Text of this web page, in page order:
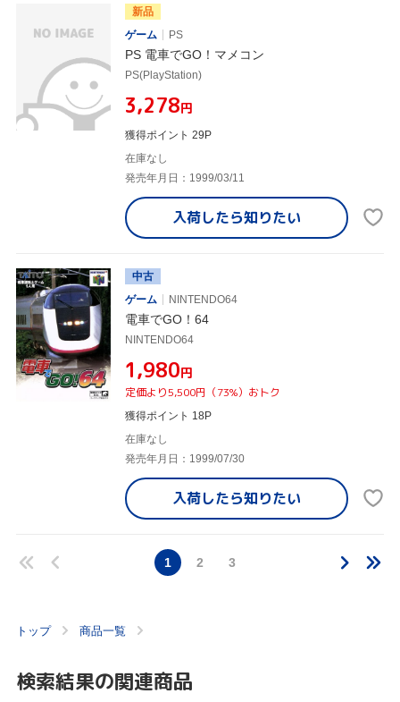
新品
ゲーム
PS
PS 電車でGO！マメコン
PS(PlayStation)
¥3,278円
獲得ポイント 29P
在庫なし
発売年月日：1999/03/11
入荷したら知りたい
中古
ゲーム
NINTENDO64
電車でGO！64
NINTENDO64
¥1,980円
定価より5,500円（73%）おトク
獲得ポイント 18P
在庫なし
発売年月日：1999/07/30
入荷したら知りたい
1 2 3
トップ 商品一覧
検索結果の関連商品